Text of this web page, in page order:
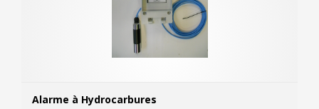
Alarme à Hydrocarbures